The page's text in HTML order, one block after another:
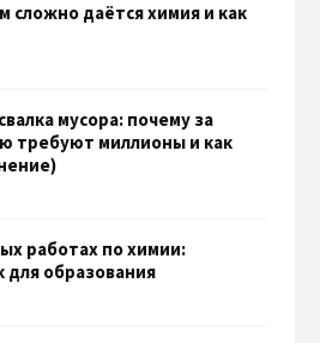
сложно даётся химия и как
мусора: почему за
требуют миллионы и как
работах по химии:
образования